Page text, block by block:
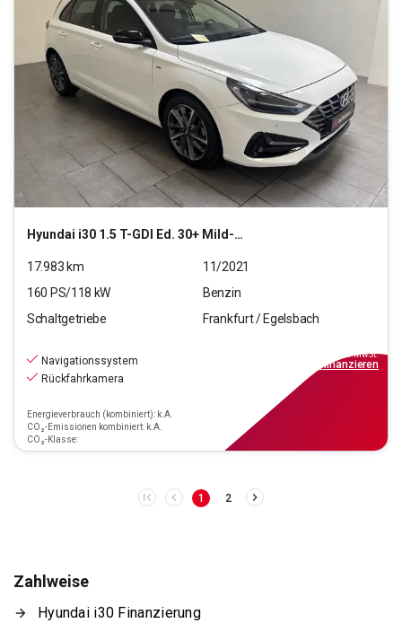
Hyundai i30 1.5 T-GDI Ed. 30+ Mild-Hybrid (EURO 6d)(OPF)
17.983 km
11/2021
160 PS/118 kW
Benzin
Schaltgetriebe
Frankfurt / Egelsbach
Navigationssystem
Rückfahrkamera
Energieverbrauch (kombiniert): k.A.
CO₂-Emissionen kombiniert: k.A.
CO₂-Klasse:
inkl.MwSt.
finanzieren
1 2
Zahlweise
Hyundai i30 Finanzierung